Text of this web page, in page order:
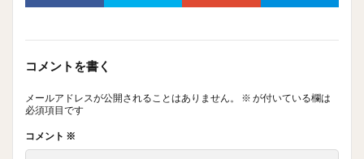
コメントを書く
メールアドレスが公開されることはありません。 ※ が付いている欄は
必須項目です
コメント ※